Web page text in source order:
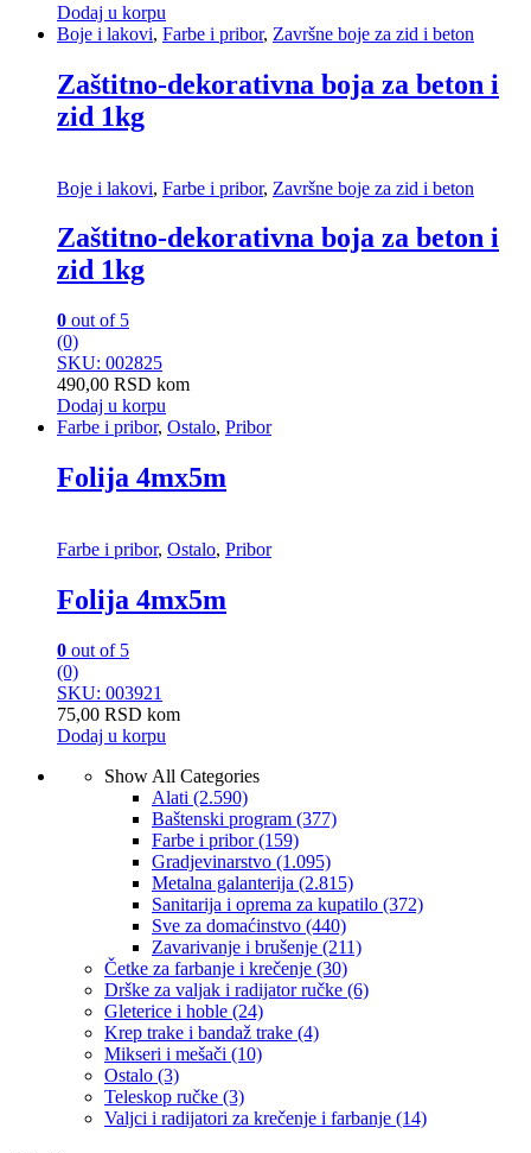
Dodaj u korpu
Boje i lakovi, Farbe i pribor, Završne boje za zid i beton
Zaštitno-dekorativna boja za beton i
zid 1kg
Boje i lakovi, Farbe i pribor, Završne boje za zid i beton
Zaštitno-dekorativna boja za beton i
zid 1kg
0 out of 5
(0)
SKU: 002825
490,00 RSD kom
Dodaj u korpu
Farbe i pribor, Ostalo, Pribor
Folija 4mx5m
Farbe i pribor, Ostalo, Pribor
Folija 4mx5m
0 out of 5
(0)
SKU: 003921
75,00 RSD kom
Dodaj u korpu
Show All Categories
Alati (2.590)
Baštenski program (377)
Farbe i pribor(159)
Gradjevinarstvo (1.095)
Metalna galanterija (2.815)
Sanitarija i oprema za kupatilo (372)
Sve za domaćinstvo (440)
Zavarivanje i brušenje (211)
Četke za farbanje i krečenje (30)
Drške za valjak i radijator ručke (6)
Gleterice i hoble (24)
Krep trake i bandaž trake (4)
Mikseri i mešači (10)
Ostalo (3)
Teleskop ručke (3)
Valjci i radijatori za krečenje i farbanje (14)